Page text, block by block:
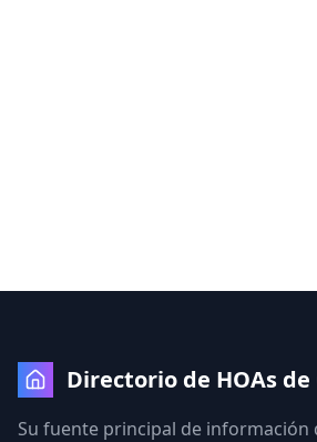
Directorio de HOAs
Su fuente principal de información